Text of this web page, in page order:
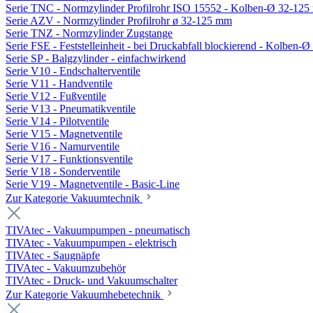
Serie TNC - Normzylinder Profilrohr ISO 15552 - Kolben-Ø 32-125
Serie AZV - Normzylinder Profilrohr ø 32-125 mm
Serie TNZ - Normzylinder Zugstange
Serie FSE - Feststelleinheit - bei Druckabfall blockierend - Kolben-Ø
Serie SP - Balgzylinder - einfachwirkend
Serie V10 - Endschalterventile
Serie V11 - Handventile
Serie V12 - Fußventile
Serie V13 - Pneumatikventile
Serie V14 - Pilotventile
Serie V15 - Magnetventile
Serie V16 - Namurventile
Serie V17 - Funktionsventile
Serie V18 - Sonderventile
Serie V19 - Magnetventile - Basic-Line
Zur Kategorie Vakuumtechnik
TIVAtec - Vakuumpumpen - pneumatisch
TIVAtec - Vakuumpumpen - elektrisch
TIVAtec - Saugnäpfe
TIVAtec - Vakuumzubehör
TIVAtec - Druck- und Vakuumschalter
Zur Kategorie Vakuumhebetechnik